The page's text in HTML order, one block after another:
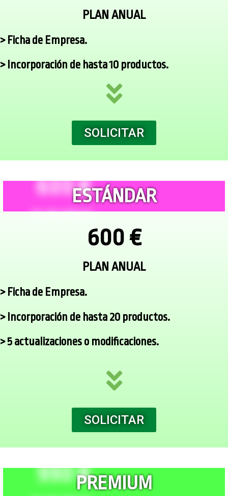
PLAN ANUAL
> Ficha de Empresa.
> Incorporación de hasta 10 productos.
SOLICITAR
ESTÁNDAR
600 €
PLAN ANUAL
> Ficha de Empresa.
> Incorporación de hasta 20 productos.
> 5 actualizaciones o modificaciones.
SOLICITAR
PREMIUM